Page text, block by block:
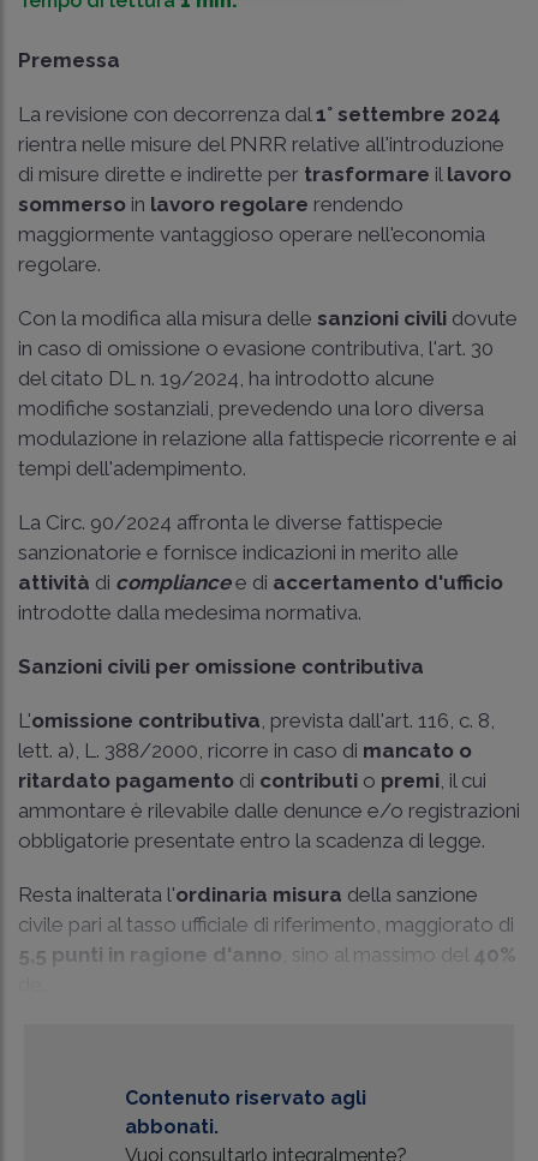
Premessa
La revisione con decorrenza dal 1° settembre 2024
rientra nelle misure del PNRR relative all'introduzione
di misure dirette e indirette per trasformare il lavoro
sommerso in lavoro regolare rendendo
maggiormente vantaggioso operare nell'economia
regolare.
Con la modifica alla misura delle sanzioni civili dovute
in caso di omissione o evasione contributiva, l'art. 30
del citato DL n. 19/2024, ha introdotto alcune
modifiche sostanziali, prevedendo una loro diversa
modulazione in relazione alla fattispecie ricorrente e ai
tempi dell'adempimento.
La Circ. 90/2024 affronta le diverse fattispecie
sanzionatorie e fornisce indicazioni in merito alle
attività di compliancee di accertamento d'ufficio
introdotte dalla medesima normativa.
Sanzioni civili per omissione contributiva
L'omissione contributiva , prevista dall'art. 116, c. 8,
lett. a), L. 388/2000, ricorre in caso di mancato o
ritardato pagamento di contributi o premi , il cui
ammontare è rilevabile dalle denunce e/o registrazioni
obbligatorie presentate entro la scadenza di legge.
Resta inalterata l'ordinaria misura della sanzione
civile pari al tasso ufficiale di riferimento, maggiorato di
5,5 punti in ragione d'anno , sino al massimo del 40%
Contenuto riservato agli
abbonati.
Vuoi consultarlo integralmente?